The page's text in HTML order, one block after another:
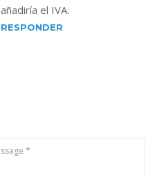
añadiría el IVA.
RESPONDER